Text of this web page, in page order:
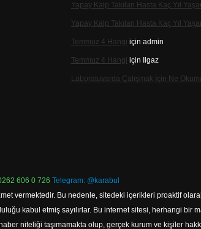
Yapay Kalp Takılan Hasta Kaç Yıl
Yapay Kalp Takılan Hasta Kaç Yıl
Temmuz 4 Hangi için admin
Temmuz 4 Hangi için Ilgaz
Laboratuvarda Çalışmak Için Ne
606 0 726 Telegram: @karabul
vermektedir. Bu nedenle, sitedeki içerikleri proaktif
kabul etmiş sayılırlar. Bu internet sitesi, herhangi bir
niteliği taşımamakta olup, gerçek kurum ve kişiler